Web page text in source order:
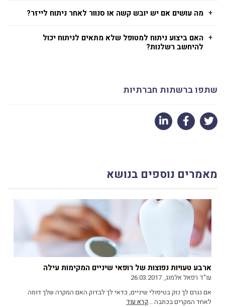
מה עושים אם יש יובש קשה או סנוור לאחר ניתוח לייזר?
האם ביצוע ניתוח למטופל שלא מתאים לניתוח יכול
להיחשב רשלנות?
שתפו ברשתות חברתיות
מאמרים נוספים בנושא
ארבע טעויות נפוצות של רופאי שיניים המקימות עילה
עו"ד רפאל אלמוג, 26.03.2017
אם נגרם לך נזק בטיפולי שיניים, כדאי לך לבדוק האם המקרה שלך דומה
לאחד המקרים בכתבה ...קרא עוד